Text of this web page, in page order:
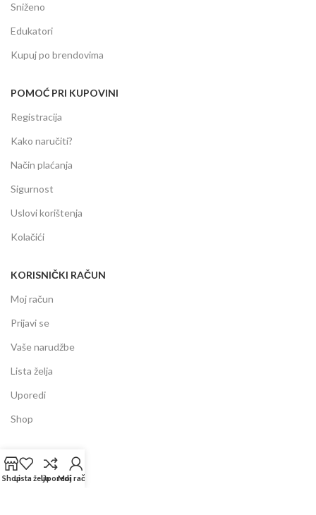
Sniženo
Edukatori
Kupuj po brendovima
POMOĆ PRI KUPOVINI
Registracija
Kako naručiti?
Način plaćanja
Sigurnost
Uslovi korištenja
Kolačići
KORISNIČKI RAČUN
Moj račun
Prijavi se
Vaše narudžbe
Lista želja
Uporedi
Shop
INFORMACIJE
Prodajni centar
ShopLista željaUporediMoj račun